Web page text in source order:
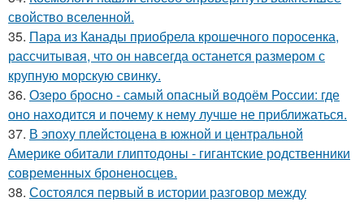
свойство вселенной.
35. Пара из Канады приобрела крошечного поросенка,
рассчитывая, что он навсегда останется размером с
крупную морскую свинку.
36. Озеро бросно - самый опасный водоём России: где
оно находится и почему к нему лучше не приближаться.
37. В эпоху плейстоцена в южной и центральной
Америке обитали глиптодоны - гигантские родственники
современных броненосцев.
38. Состоялся первый в истории разговор между